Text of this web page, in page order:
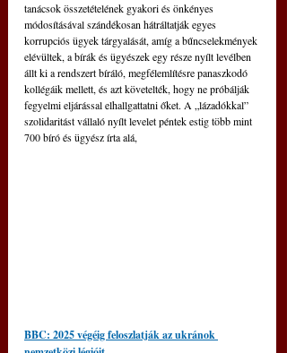
tanácsok összetételének gyakori és önkényes
módosításával szándékosan hátráltatják egyes
korrupciós ügyek tárgyalását, amíg a bűncselekmények
elévültek, a bírák és ügyészek egy része nyílt levélben
állt ki a rendszert bíráló, megfélemlítésre panaszkodó
kollégáik mellett, és azt követelték, hogy ne próbálják
fegyelmi eljárással elhallgattatni őket. A „lázadókkal”
szolidaritást vállaló nyílt levelet péntek estig több mint
700 bíró és ügyész írta alá,
BBC: 2025 végéig feloszlatják az ukránok